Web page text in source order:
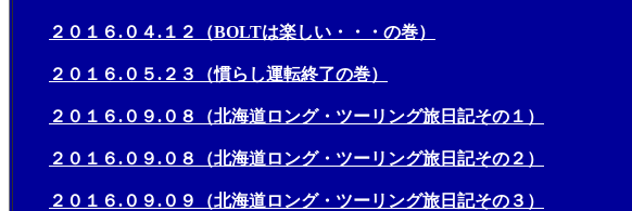
２０１６.０４.１２（BOLTは楽しい・・・の巻）
２０１６.０５.２３（慣らし運転終了の巻）
２０１６.０９.０８（北海道ロング・ツーリング旅日記その１）
２０１６.０９.０８（北海道ロング・ツーリング旅日記その２）
２０１６.０９.０９（北海道ロング・ツーリング旅日記その３）